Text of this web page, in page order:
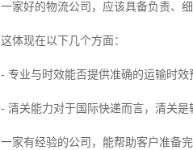
一家好的物流公司，应该具备负责、细
这体现在以下几个方面：
- 专业与时效能否提供准确的运输时效
- 清关能力对于国际快递而言，清关是
一家有经验的公司，能帮助客户准备